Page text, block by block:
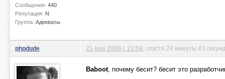
Сообщения: 440
Репутация: N
Группа: Адекваты
phpdude 21 мая 2009 г. 22:59 , спустя 24 минуты 43
Baboot, почему бесит? бесит это